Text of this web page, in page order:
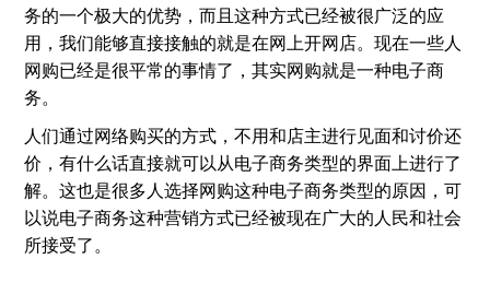
务的一个极大的优势，而且这种方式已经被很广泛的应
用，我们能够直接接触的就是在网上开网店。现在一些人
网购已经是很平常的事情了，其实网购就是一种电子商
务。
人们通过网络购买的方式，不用和店主进行见面和讨价还
价，有什么话直接就可以从电子商务类型的界面上进行了
解。这也是很多人选择网购这种电子商务类型的原因，可
以说电子商务这种营销方式已经被现在广大的人民和社会
所接受了。